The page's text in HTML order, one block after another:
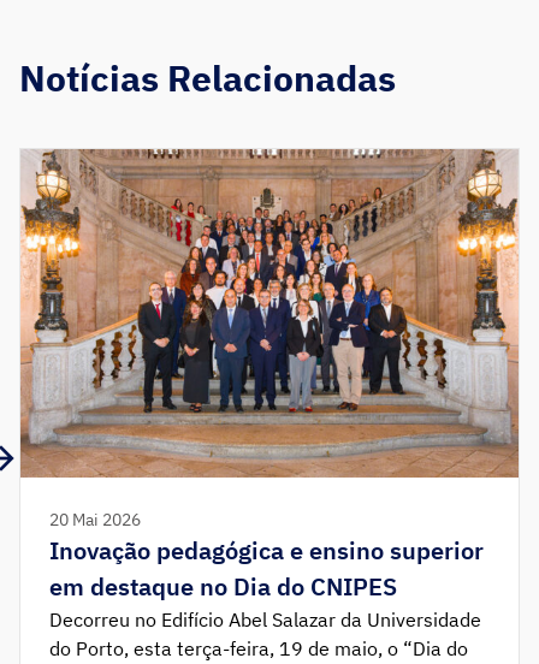
Notícias Relacionadas
20 Mai 2026
Inovação pedagógica e ensino superior
em destaque no Dia do CNIPES
Decorreu no Edifício Abel Salazar da Universidade
do Porto, esta terça-feira, 19 de maio, o “Dia do